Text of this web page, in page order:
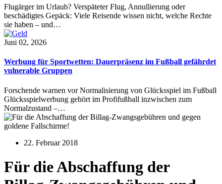
Flugärger im Urlaub? Verspäteter Flug, Annullierung oder
beschädigtes Gepäck: Viele Reisende wissen nicht, welche Rechte
sie haben – und…
Juni 02, 2026
Werbung für Sportwetten: Dauerpräsenz im Fußball gefährdet
vulnerable Gruppen
Forschende warnen vor Normalisierung von Glücksspiel im Fußball
Glücksspielwerbung gehört im Profifußball inzwischen zum
Normalzustand –…
22. Februar 2018
Für die Abschaffung der